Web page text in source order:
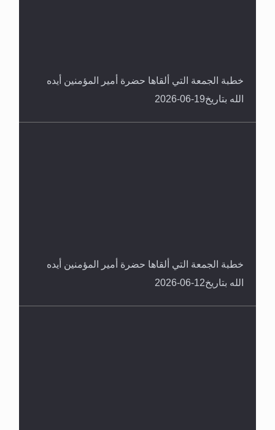
خطبة الجمعة التي ألقاها حضرة أمير المؤمنين أيده
الله بتاريخ19-06-2026
خطبة الجمعة التي ألقاها حضرة أمير المؤمنين أيده
الله بتاريخ12-06-2026